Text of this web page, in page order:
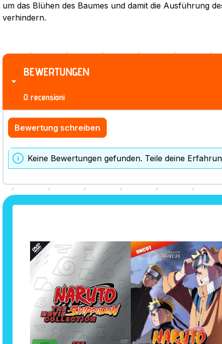
um das Blühen des Baumes und damit die Ausführung
verhindern.
BEWERTUNGEN
0 recensioni
Bewertung schreiben
Keine Bewertungen gefunden. Teile deine